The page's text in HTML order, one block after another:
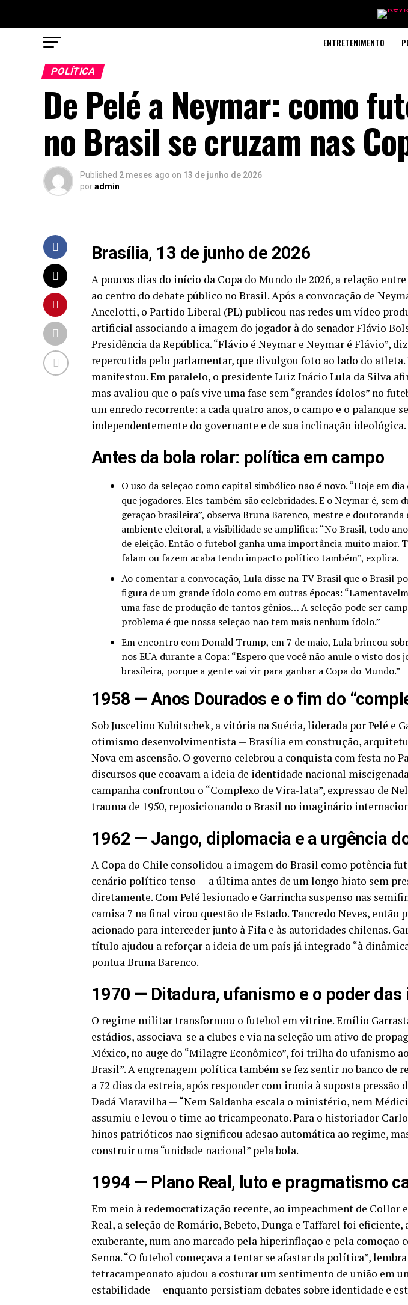
ENTRETENIMENTO
POLÍTICA
De Pelé a Neymar: como
no Brasil se cruzam nas
Published 2 meses ago on 13 de junho de 2026
poradmin
Brasília, 13 de junho de 2026
A poucos dias do início da Copa do Mundo de 2026, a relação
ao centro do debate público no Brasil. Após a convocação de
Ancelotti, o Partido Liberal (PL) publicou nas redes um vídeo
artificial associando a imagem do jogador à do senador Flávio
Presidência da República. “Flávio é Neymar e Neymar é Flávio”,
repercutida pelo parlamentar, que divulgou foto ao lado do atleta.
manifestou. Em paralelo, o presidente Luiz Inácio Lula da Silva
mas avaliou que o país vive uma fase sem “grandes ídolos” no
um enredo recorrente: a cada quatro anos, o campo e o palanque
independentemente do governante e de sua inclinação ideológica.
Antes da bola rolar: política em campo
O uso da seleção como capital simbólico não é novo. “Hoje em
que jogadores. Eles também são celebridades. E o Neymar é, sem
geração brasileira”, observa Bruna Barenco, mestre e doutoranda
ambiente eleitoral, a visibilidade se amplifica: “No Brasil, todo
de eleição. Então o futebol ganha uma importância muito maior.
falam ou fazem acaba tendo impacto político também”, explica.
Ao comentar a convocação, Lula disse na TV Brasil que o Brasil
figura de um grande ídolo como em outras épocas:
uma fase de produção de tantos gênios… A seleção pode ser
problema é que nossa seleção não tem mais nenhum ídolo.”
Em encontro com Donald Trump, em 7 de maio, Lula brincou
nos EUA durante a Copa: “Espero que você não anule o visto dos
brasileira, porque a gente vai vir para ganhar a Copa do Mundo.”
1958 — Anos Dourados e o fim do
Sob Juscelino Kubitschek, a vitória na Suécia, liderada por Pelé e
otimismo desenvolvimentista — Brasília em construção,
Nova em ascensão. O governo celebrou a conquista com festa no
discursos que ecoavam a ideia de identidade nacional
campanha confrontou o “Complexo de Vira-lata”, expressão de
trauma de 1950, reposicionando o Brasil no imaginário
1962 — Jango, diplomacia e a urgência
A Copa do Chile consolidou a imagem do Brasil como potência
cenário político tenso — a última antes de um longo hiato sem
diretamente. Com Pelé lesionado e Garrincha suspenso nas
camisa 7 na final virou questão de Estado. Tancredo Neves,
acionado para interceder junto à Fifa e às autoridades chilenas.
título ajudou a reforçar a ideia de um país já integrado “à
pontua Bruna Barenco.
1970 — Ditadura, ufanismo e o poder das
O regime militar transformou o futebol em vitrine. Emílio
estádios, associava-se a clubes e via na seleção um ativo de
México, no auge do “Milagre Econômico”, foi trilha do ufanismo
Brasil”. A engrenagem política também se fez sentir no banco de
a 72 dias da estreia, após responder com ironia à suposta pressão
Dadá Maravilha — “Nem Saldanha escala o ministério, nem
assumiu e levou o time ao tricampeonato. Para o historiador
hinos patrióticos não significou adesão automática ao regime,
construir uma “unidade nacional” pela bola.
1994 — Plano Real, luto e pragmatismo
Em meio à redemocratização recente, ao impeachment de Collor
Real, a seleção de Romário, Bebeto, Dunga e Taffarel foi eficiente,
exuberante, num ano marcado pela hiperinflação e pela comoção
Senna. “O futebol começava a tentar se afastar da política”, lembra
tetracampeonato ajudou a costurar um sentimento de união em
estabilidade — enquanto persistiam debates sobre identidade e